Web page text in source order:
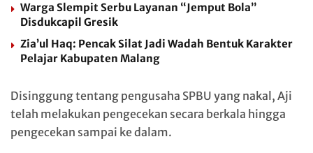
Warga Slempit Serbu Layanan “Jemput Bola”
Disdukcapil Gresik
Zia’ul Haq: Pencak Silat Jadi Wadah Bentuk Karakter
Pelajar Kabupaten Malang
Disinggung tentang pengusaha SPBU yang nakal, Aji
telah melakukan pengecekan secara berkala hingga
pengecekan sampai ke dalam.